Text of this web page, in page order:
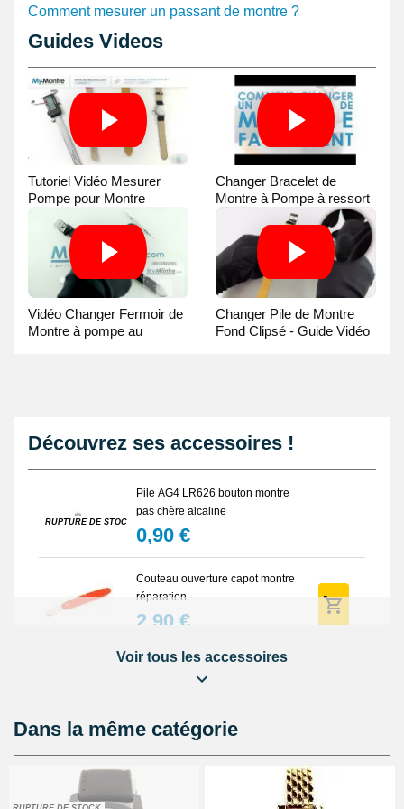
Comment mesurer un passant de montre ?
Guides Videos
Tutoriel Vidéo Mesurer
Pompe pour Montre
Changer Bracelet de
Montre à Pompe à ressort
- Guide Vidéo
Vidéo Changer Fermoir de
Montre à pompe au
Changer Pile de Montre
Fond Clipsé - Guide Vidéo
Découvrez ses accessoires !
RUPTURE DE STOCK
Pile AG4 LR626 bouton montre
pas chère alcaline
0,90 €
Couteau ouverture capot montre
réparation
2,90 €
Voir tous les accessoires
Dans la même catégorie